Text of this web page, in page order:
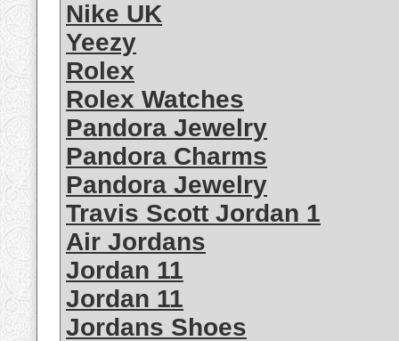
Nike UK
Yeezy
Rolex
Rolex Watches
Pandora Jewelry
Pandora Charms
Pandora Jewelry
Travis Scott Jordan 1
Air Jordans
Jordan 11
Jordan 11
Jordans Shoes